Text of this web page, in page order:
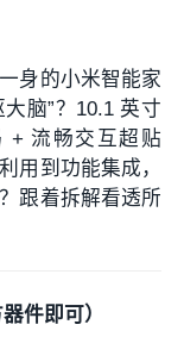
身的小米智能家
脑”？10.1 英寸
+ 流畅交互超贴
用到功能集成，
跟着拆解看透所
件即可）